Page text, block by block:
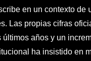
en un contexto
Las propias cifras
años y un
ha insistido en